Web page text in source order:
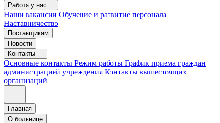
Работа у нас
Наши вакансии Обучение и развитие персонала
Наставничество
Поставщикам
Новости
Контакты
Основные контакты Режим работы График приема граждан
администрацией учреждения Контакты вышестоящих
организаций
Главная
О больнице